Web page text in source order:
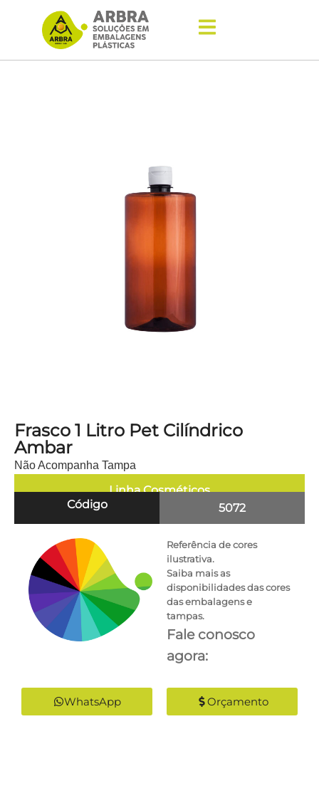
Frasco 1 Litro Pet Cilíndrico
Ambar
Não Acompanha Tampa
Linha Cosméticos
Código
5072
Referência de cores
ilustrativa.
Saiba mais as
disponibilidades das cores
das embalagens e
tampas.
Fale conosco
agora:
WhatsApp Orçamento